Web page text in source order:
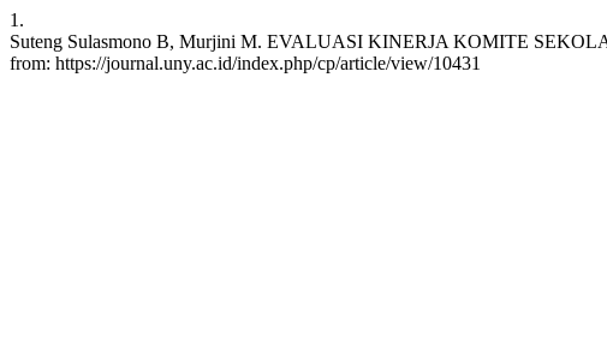
1.
Suteng Sulasmono B, Murjini M. EVALUASI KINERJA KOMITE
from: https://journal.uny.ac.id/index.php/cp/article/view/10431